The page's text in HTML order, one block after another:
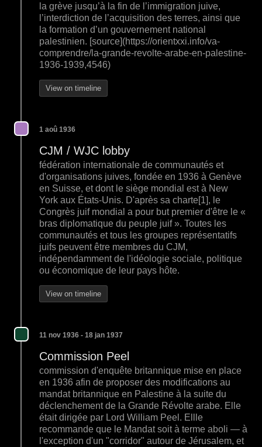
la grève jusqu’à la fin de l’immigration juive,
l’interdiction de l’acquisition des terres, ainsi que
la formation d’un gouvernement national
palestinien. [source](https://orientxxi.info/va-
comprendre/la-grande-revolte-arabe-en-palestine-
1936-1939,4546)
View on timeline
1 aoû 1936
CJM / WJC lobby
fédération internationale de communautés et
d'organisations juives, fondée en 1936 à Genève
en Suisse, et dont le siège mondial est à New
York aux États-Unis. D'après sa charte[1], le
Congrès juif mondial a pour but premier d'être le «
bras diplomatique du peuple juif ». Toutes les
communautés et tous les groupes représentatifs
juifs peuvent être membres du CJM,
indépendamment de l'idéologie sociale, politique
ou économique de leur pays hôte.
View on timeline
11 nov 1936 - 18 jan 1937
Commission Peel
commission d'enquête britannique mise en place
en 1936 afin de proposer des modifications au
mandat britannique en Palestine à la suite du
déclenchement de la Grande Révolte arabe. Elle
était dirigée par Lord William Peel. Ellle
recommande que le Mandat soit à terme aboli — à
l'exception d'un "corridor" autour de Jérusalem, et